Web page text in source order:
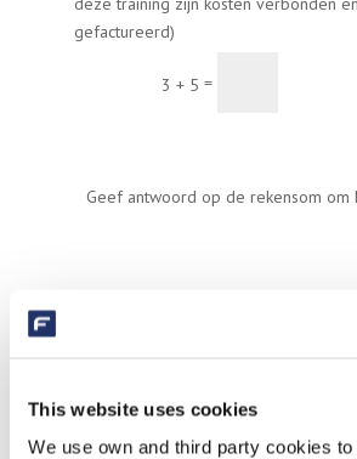
This website uses cookies
We use own and third party cookies
gefactureerd)
3 + 5 =
Geef antwoord op de rekensom